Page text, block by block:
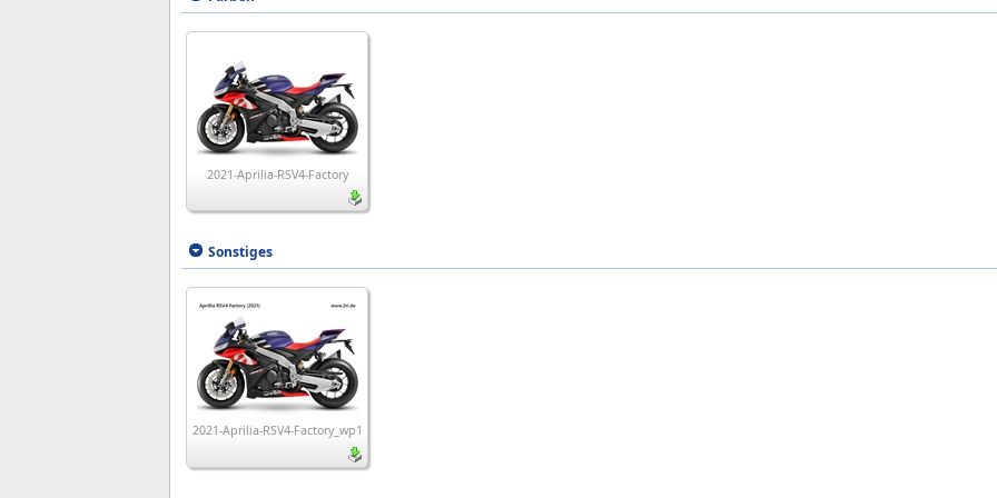
2021-Aprilia-RSV4-Factory
Sonstiges
2021-Aprilia-RSV4-Factory_wp1